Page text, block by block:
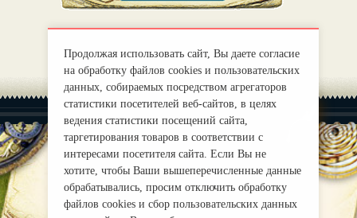
О нас
Правила
mirprognoz@mail.ru
Продолжая использовать сайт, Вы даете согласие
на обработку файлов cookies и пользовательских
данных, собираемых посредством агрегаторов
статистики посетителей веб-сайтов, в целях
ведения статистики посещений сайта,
таргетирования товаров в соответствии с
интересами посетителя сайта. Если Вы не
хотите, чтобы Ваши вышеперечисленные данные
обрабатывались, просим отключить обработку
файлов cookies и сбор пользовательских данных